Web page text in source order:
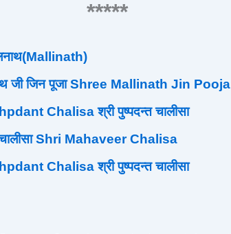
*****
जी जिन पूजा Shree Mallinath Jin Pooja
Chalisa श्री पुष्पदन्त चालीसा
चालीसा Shri Mahaveer Chalisa
Chalisa श्री पुष्पदन्त चालीसा